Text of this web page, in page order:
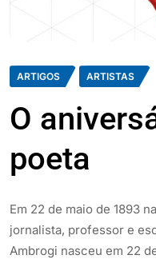
ARTIGOS ARTISTAS
O
poeta
Em 22 de maio de 1893
jornalista, professor e
Ambrogi nasceu em 22